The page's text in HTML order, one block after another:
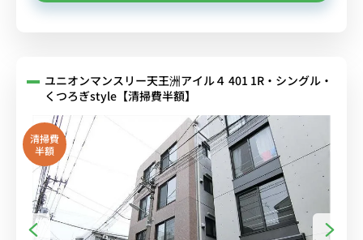
ユニオンマンスリー天王洲アイル４ 401 1R・シングル・
くつろぎstyle【清掃費半額】
清掃費
半額